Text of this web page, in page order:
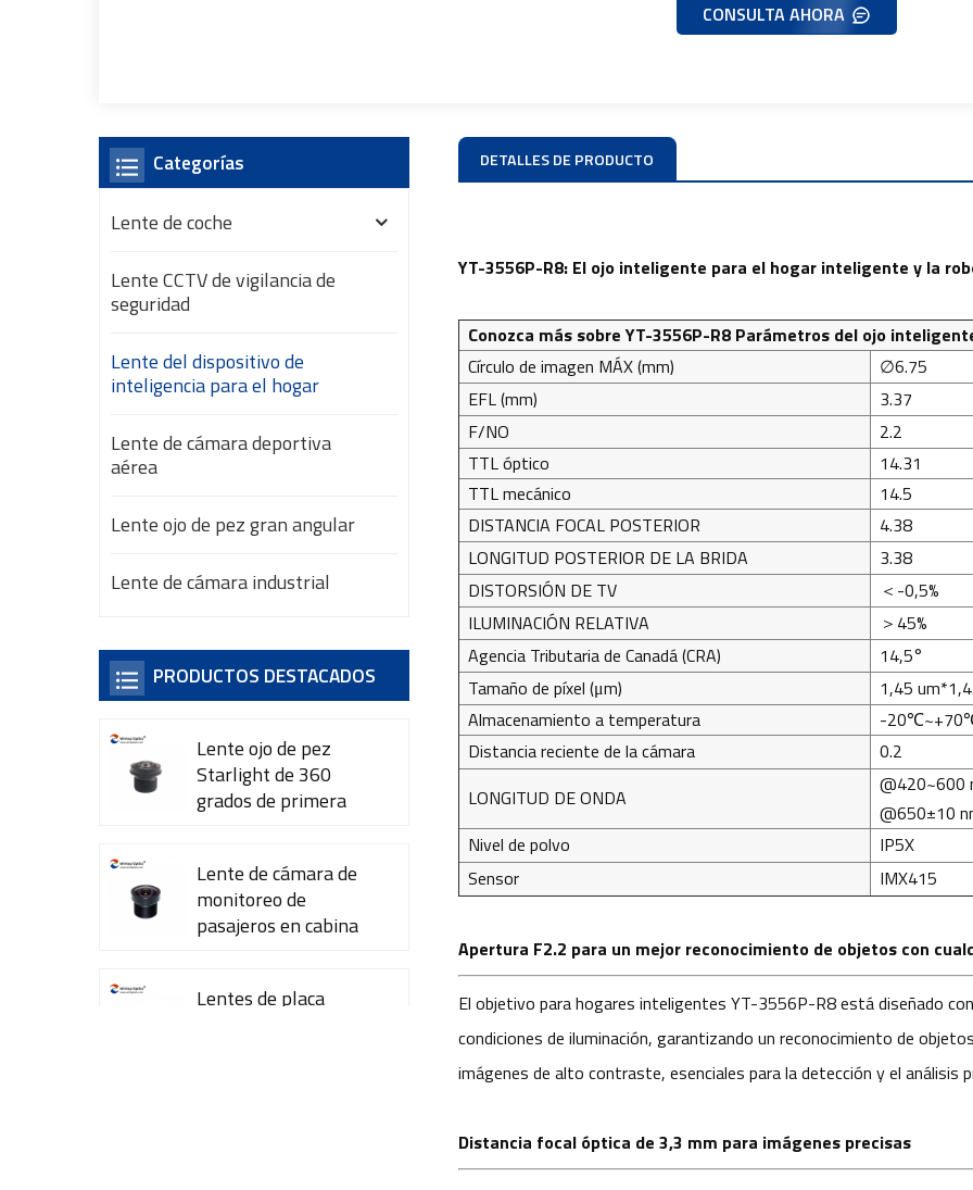
CONSULTA AHORA
DETALLES DE PRODUCTO
YT-3556P-R8: El ojo inteligente para el hogar inteligente y la
Conozca más sobre YT-3556P-R8 Parámetros del ojo
Círculo de imagen MÁX (mm)
∅6.75
EFL (mm)
3.37
F/NO
2.2
TTL óptico
14.31
TTL mecánico
14.5
DISTANCIA FOCAL POSTERIOR
4.38
LONGITUD POSTERIOR DE LA BRIDA
3.38
DISTORSIÓN DE TV
＜-0,5%
ILUMINACIÓN RELATIVA
＞45%
Agencia Tributaria de Canadá (CRA)
14,5°
Tamaño de píxel (μm)
1,45
Almacenamiento a temperatura
-
Distancia reciente de la cámara
0.2
LONGITUD DE ONDA
@420~600
@650±10
Nivel de polvo
IP5X
Sensor
IMX415
Apertura F2.2 para un mejor reconocimiento de objetos con
El objetivo para hogares inteligentes YT-3556P-R8 está diseñado
condiciones de iluminación, garantizando un reconocimiento de
imágenes de alto contraste, esenciales para la detección y el
Distancia focal óptica de 3,3 mm para imágenes precisas
Categorías
Lente de coche
Lente CCTV de vigilancia de
seguridad
Lente del dispositivo de
inteligencia para el hogar
Lente de cámara deportiva
aérea
Lente ojo de pez gran angular
Lente de cámara industrial
PRODUCTOS DESTACADOS
Lente ojo de pez
Starlight de 360 ​​
grados de primera
Lente de cámara de
monitoreo de
pasajeros en cabina
Lentes de placa